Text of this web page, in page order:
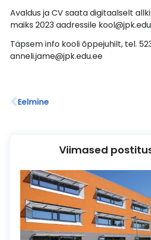
Avaldus ja CV saata digitaalselt
maiks 2023 aadressile
Täpsem info kooli õppejuhilt, tel. 523
anneli.jame@jpk.edu.ee
Eelmine
Viimased